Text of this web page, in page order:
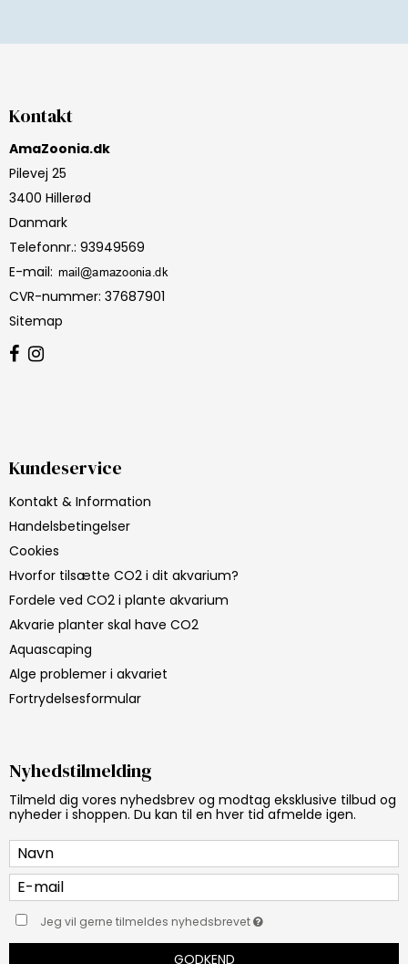
Kontakt
AmaZoonia.dk
Pilevej 25
3400 Hillerød
Danmark
Telefonnr.: 93949569
E-mail:
CVR-nummer: 37687901
Sitemap
Kundeservice
Kontakt & Information
Handelsbetingelser
Cookies
Hvorfor tilsætte CO2 i dit akvarium?
Fordele ved CO2 i plante akvarium
Akvarie planter skal have CO2
Aquascaping
Alge problemer i akvariet
Fortrydelsesformular
Nyhedstilmelding
Tilmeld dig vores nyhedsbrev og modtag eksklusive tilbud og
nyheder i shoppen. Du kan til en hver tid afmelde igen.
Jeg vil gerne tilmeldes nyhedsbrevet
GODKEND